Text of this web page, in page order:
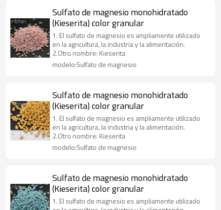
Sulfato de magnesio monohidratado
(Kieserita) color granular
1. El sulfato de magnesio es ampliamente utilizado
en la agricultura, la industria y la alimentación.
2.Otro nombre: Kieserita
modelo:Sulfato de magnesio
Sulfato de magnesio monohidratado
(Kieserita) color granular
1. El sulfato de magnesio es ampliamente utilizado
en la agricultura, la industria y la alimentación.
2.Otro nombre: Kieserita
modelo:Sulfato de magnesio
Sulfato de magnesio monohidratado
(Kieserita) color granular
1. El sulfato de magnesio es ampliamente utilizado